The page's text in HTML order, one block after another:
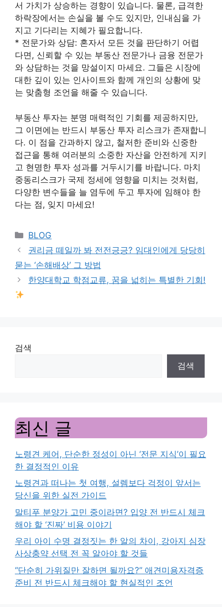
서 가치가 상승하는 경향이 있습니다. 물론, 급격한
하락장에서는 손실을 볼 수도 있지만, 인내심을 가
지고 기다리는 지혜가 필요합니다.
* 전문가와 상담: 혼자서 모든 것을 판단하기 어렵
다면, 신뢰할 수 있는 부동산 전문가나 금융 전문가
와 상담하는 것을 망설이지 마세요. 그들은 시장에
대한 깊이 있는 인사이트와 함께 개인의 상황에 맞
는 맞춤형 조언을 해줄 수 있습니다.
부동산 투자는 분명 매력적인 기회를 제공하지만,
그 이면에는 반드시 부동산 투자 리스크가 존재합니
다. 이 점을 간과하지 않고, 철저한 준비와 신중한
접근을 통해 여러분의 소중한 자산을 안전하게 지키
고 현명한 투자 성과를 거두시기를 바랍니다. 마치
중동리스크가 국제 정세에 영향을 미치는 것처럼,
다양한 변수들을 늘 염두에 두고 투자에 임해야 한
다는 점, 잊지 마세요!
Categories
BLOG
권리금 떼일까 봐 전전긍긍? 임대인에게 당당히
묻는 ‘손해배상’ 그 방법
한양대학교 학점교류, 꿈을 넓히는 특별한 기회!
검색
검색
최신 글
노령견 케어, 단순한 정성이 아닌 ‘전문 지식’이 필요
한 결정적인 이유
노령견과 떠나는 첫 여행, 설렘보다 걱정이 앞서는
당신을 위한 실전 가이드
말티푸 분양가 고민 중이라면? 입양 전 반드시 체크
해야 할 ‘진짜’ 비용 이야기
우리 아이 수명 결정짓는 한 알의 차이, 강아지 심장
사상충약 선택 전 꼭 알아야 할 것들
“단순히 가위질만 잘하면 될까요?” 애견미용자격증
준비 전 반드시 체크해야 할 현실적인 조언